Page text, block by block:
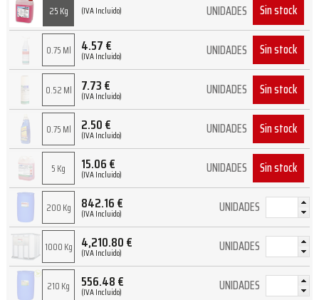
25 Kg (IVA Incluido) UNIDADES Sin stock
0.75 Ml 4.57€
(IVA Incluido) UNIDADES Sin stock
0.52 Ml 7.73€
(IVA Incluido) UNIDADES Sin stock
0.75 Ml 2.50€
(IVA Incluido) UNIDADES Sin stock
5 Kg 15.06€
(IVA Incluido) UNIDADES Sin stock
200 Kg 842.16€
(IVA Incluido) UNIDADES
1000 Kg 4,210.80€
(IVA Incluido) UNIDADES
210 Kg 556.48€
(IVA Incluido) UNIDADES